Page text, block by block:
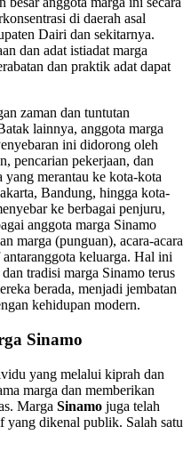
di daerah asal
Dairi dan sekitarnya.
dan adat istiadat marga
dan praktik adat dapat
zaman dan tuntutan
lainnya, anggota marga
ini didorong oleh
pencarian pekerjaan, dan
yang merantau ke kota-kota
Bandung, hingga kota-
ke berbagai penjuru,
anggota marga Sinamo
marga (punguan), acara-acara
keluarga. Hal ini
tradisi marga Sinamo terus
berada, menjadi jembatan
kehidupan modern.
Sinamo
yang melalui kiprah dan
marga dan memberikan
Marga Sinamo juga telah
yang dikenal publik. Salah satu